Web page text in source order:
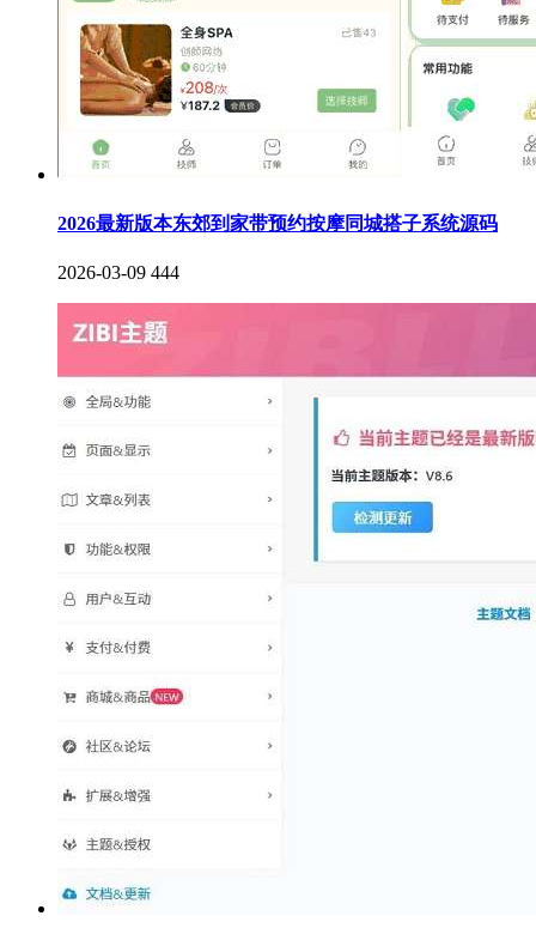
2026最新版本东郊到家带预约按摩同城搭子系统源码
2026-03-09 444